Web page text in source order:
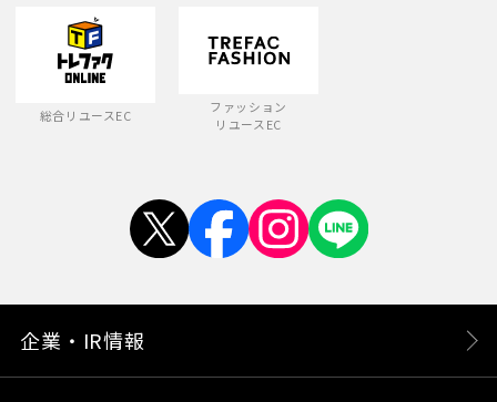
総合リユースEC
ファッション
リユースEC
企業・IR情報